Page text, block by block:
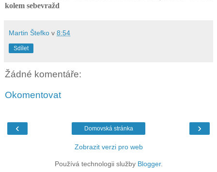
kolem sebevražd
Martin Štefko v 8:54
Sdílet
Žádné komentáře:
Okomentovat
‹ ›
Domovská stránka
Zobrazit verzi pro web
Používá technologii služby Blogger.